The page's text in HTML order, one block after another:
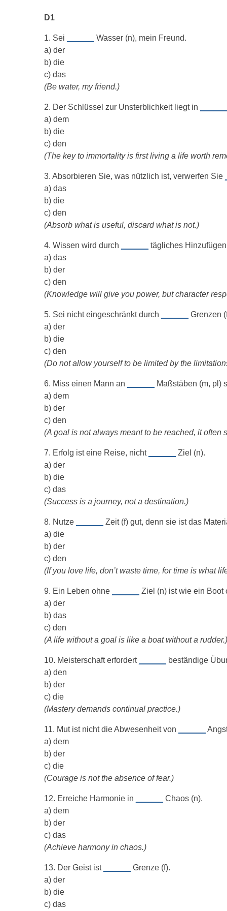
D1
1. Sei
Wasser (n), mein Freund.
a) der
b) die
c) das
(Be water, my friend.)
2. Der Schlüssel zur Unsterblichkeit liegt in
a) dem
b) die
c) den
(The key to immortality is first living a life worth
3. Absorbieren Sie, was nützlich ist, verwerfen Sie
a) das
b) die
c) den
(Absorb what is useful, discard what is not.)
4. Wissen wird durch
tägliches
a) das
b) der
c) den
(Knowledge will give you power, but character
5. Sei nicht eingeschränkt durch
Grenzen
a) der
b) die
c) den
(Do not allow yourself to be limited by the
6. Miss einen Mann an
Maßstäben (m, pl)
a) dem
b) der
c) den
(A goal is not always meant to be reached, it often
7. Erfolg ist eine Reise, nicht
Ziel (n).
a) der
b) die
c) das
(Success is a journey, not a destination.)
8. Nutze
Zeit (f) gut, denn sie ist das
a) die
b) der
c) den
(If you love life, don’t waste time, for time is what
9. Ein Leben ohne
Ziel (n) ist wie ein Boot
a) der
b) das
c) den
(A life without a goal is like a boat without a rudder.)
10. Meisterschaft erfordert
beständige
a) den
b) der
c) die
(Mastery demands continual practice.)
11. Mut ist nicht die Abwesenheit von
a) dem
b) der
c) die
(Courage is not the absence of fear.)
12. Erreiche Harmonie in
Chaos (n).
a) dem
b) der
c) das
(Achieve harmony in chaos.)
13. Der Geist ist
Grenze (f).
a) der
b) die
c) das